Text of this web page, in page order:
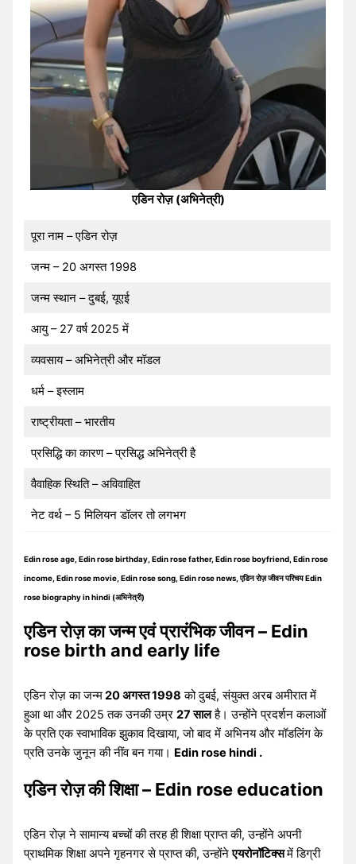
एडिन रोज़ (अभिनेत्री)
पूरा नाम – एडिन रोज़
जन्म – 20 अगस्त 1998
जन्म स्थान – दुबई, यूएई
आयु – 27 वर्ष 2025 में
व्यवसाय – अभिनेत्री और मॉडल
धर्म – इस्लाम
राष्ट्रीयता – भारतीय
प्रसिद्धि का कारण – प्रसिद्ध अभिनेत्री है
वैवाहिक स्थिति – अविवाहित
नेट वर्थ – 5 मिलियन डॉलर तो लगभग
Edin rose age, Edin rose birthday, Edin rose father, Edin rose boyfriend, Edin rose
income, Edin rose movie, Edin rose song, Edin rose news, एडिन रोज़ जीवन परिचय Edin
rose biography in hindi (अभिनेत्री)
एडिन रोज़ का जन्म एवं प्रारंभिक जीवन – Edin
rose birth and early life
एडिन रोज़ का जन्म20 अगस्त 1998 को दुबई, संयुक्त अरब अमीरात में
हुआ था और 2025 तक उनकी उम्र27 सालहै। उन्होंने प्रदर्शन कलाओं
के प्रति एक स्वाभाविक झुकाव दिखाया, जो बाद में अभिनय और मॉडलिंग के
प्रति उनके जुनून की नींव बन गया। Edin rose hindi .
एडिन रोज़ की शिक्षा – Edin rose education
एडिन रोज़ ने सामान्य बच्चों की तरह ही शिक्षा प्राप्त की, उन्होंने अपनी
प्राथमिक शिक्षा अपने गृहनगर से प्राप्त की, उन्होंनेएयरोनॉटिक्समें डिग्री